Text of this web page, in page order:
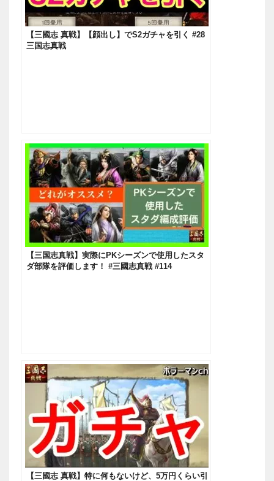
【三國志 真戦】【顔出し】でS2ガチャを引く #28
三国志真戦
【三国志真戦】実際にPKシーズンで使用したスタ
ダ部隊を評価します！ #三國志真戦 #114
【三國志 真戦】特に何もないけど、5万円くらい引